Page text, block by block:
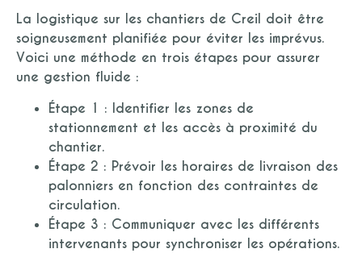
La logistique sur les chantiers de Creil doit être
soigneusement planifiée pour éviter les imprévus.
Voici une méthode en trois étapes pour assurer
une gestion fluide :
Étape 1 : Identifier les zones de
stationnement et les accès à proximité du
chantier.
Étape 2 : Prévoir les horaires de livraison des
palonniers en fonction des contraintes de
circulation.
Étape 3 : Communiquer avec les différents
intervenants pour synchroniser les opérations.